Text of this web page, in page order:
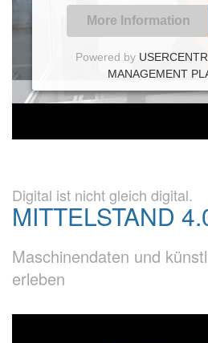
More Information
Powered by
MANAGEMENT
Digital ist nicht gleich digital.
MITTELSTAND
Maschinendaten und
erleben